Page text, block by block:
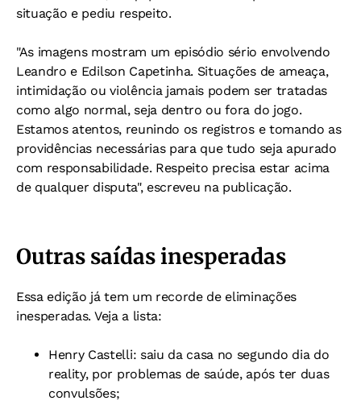
situação e pediu respeito.
"As imagens mostram um episódio sério envolvendo
Leandro e Edilson Capetinha. Situações de ameaça,
intimidação ou violência jamais podem ser tratadas
como algo normal, seja dentro ou fora do jogo.
Estamos atentos, reunindo os registros e tomando as
providências necessárias para que tudo seja apurado
com responsabilidade. Respeito precisa estar acima
de qualquer disputa", escreveu na publicação.
Outras saídas inesperadas
Essa edição já tem um recorde de eliminações
inesperadas. Veja a lista:
Henry Castelli: saiu da casa no segundo dia do
reality, por problemas de saúde, após ter duas
convulsões;